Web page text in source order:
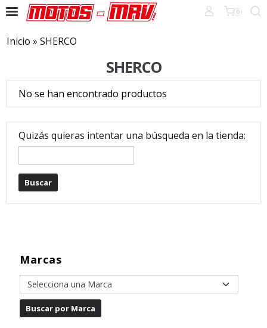
0
Marcas
Inicio » SHERCO
SHERCO
No se han encontrado productos
Quizás quieras intentar una búsqueda en la tienda: